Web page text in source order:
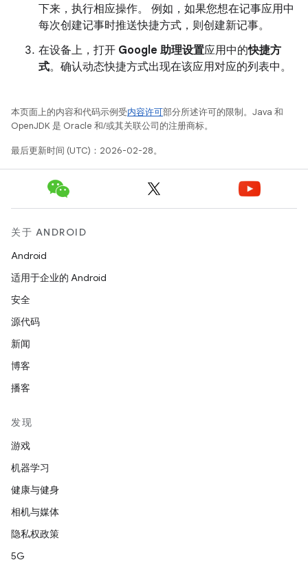
下来，执行相应操作。 例如，如果您想在记事应用中
每次创建记事时推送快捷方式，则创建新记事。
在设备上，打开 Google 助理设置应用中的快捷方
式。确认动态快捷方式出现在该应用对应的列表中。
本页面上的内容和代码示例受内容许可部分所述许可的限制。Java 和
OpenJDK 是 Oracle 和/或其关联公司的注册商标。
最后更新时间 (UTC)：2026-02-28。
关于 ANDROID
Android
适用于企业的 Android
安全
源代码
新闻
博客
播客
发现
游戏
机器学习
健康与健身
相机与媒体
隐私权政策
5G